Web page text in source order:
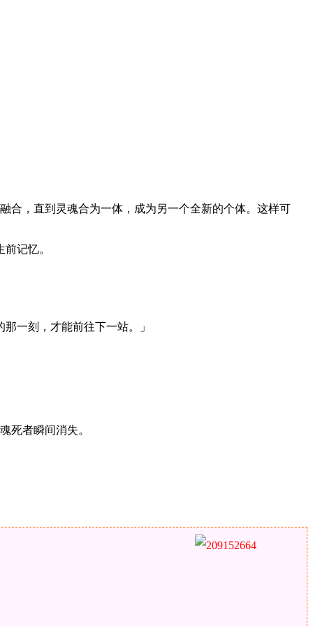
合，直到灵魂合为一体，成为另一个全新的个体。这样可
记忆。
一刻，才能前往下一站。」
死者瞬间消失。